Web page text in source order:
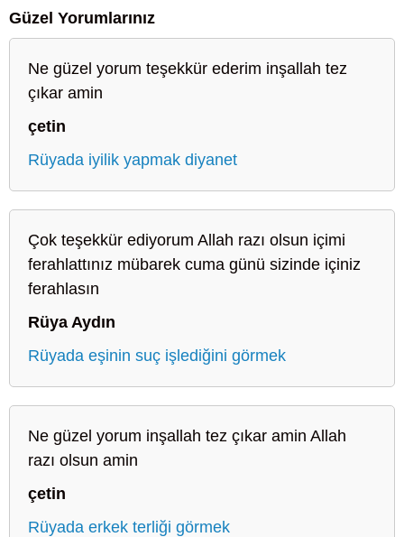
Güzel Yorumlarınız
Ne güzel yorum teşekkür ederim inşallah tez
çıkar amin
çetin
Rüyada iyilik yapmak diyanet
Çok teşekkür ediyorum Allah razı olsun içimi
ferahlattınız mübarek cuma günü sizinde içiniz
ferahlasın
Rüya Aydın
Rüyada eşinin suç işlediğini görmek
Ne güzel yorum inşallah tez çıkar amin Allah
razı olsun amin
çetin
Rüyada erkek terliği görmek